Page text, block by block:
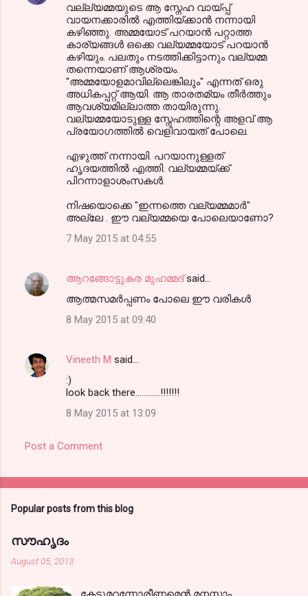
വല്ല്യമ്മയുടെ ആ സ്നേഹ വായ്പ്പ്
വായനക്കാരിൽ എത്തിയ്ക്കാൻ നന്നായി
കഴിഞ്ഞു. അമ്മയോട് പറയാൻ പറ്റാത്ത
കാര്യങ്ങൾ ഒക്കെ വല്യമ്മയോട് പറയാൻ
കഴിയും. പലതും നടത്തിക്കിട്ടാനും വല്യമ്മ
തന്നെയാണ് ആശ്രയം.
"അമ്മയോളമാവില്ലെങ്കിലും" എന്നത് ഒരു
അധികപ്പറ്റ് ആയി. ആ താരതമ്യം തീർത്തും
ആവശ്യമില്ലാത്ത തായിരുന്നു.
വല്യമ്മയോടുള്ള സ്നേഹത്തിന്റെ അളവ് ആ
പ്രയോഗത്തിൽ വെളിവായത് പോലെ.
എഴുത്ത് നന്നായി. പറയാനുള്ളത്
ഹൃദയത്തിൽ എത്തി. വല്യമ്മയ്ക്ക്
പിറന്നാളാശംസകൾ.
നിഷയൊക്കെ "ഇന്നത്തെ വല്യമ്മമാർ"
അല്ലേ . ഈ വല്യമ്മയെ പോലെയാണോ?
7 May 2015 at 04:55
ആറങ്ങോട്ടുകര മുഹമ്മദ്‌said…
ആത്മസമര്‍പ്പണം പോലെ ഈ വരികള്‍
8 May 2015 at 09:40
Vineeth M said…
:)
look back there............!!!!!!!
8 May 2015 at 13:09
Post a Comment
Popular posts from this blog
സൗഹൃദം
August 05, 2013